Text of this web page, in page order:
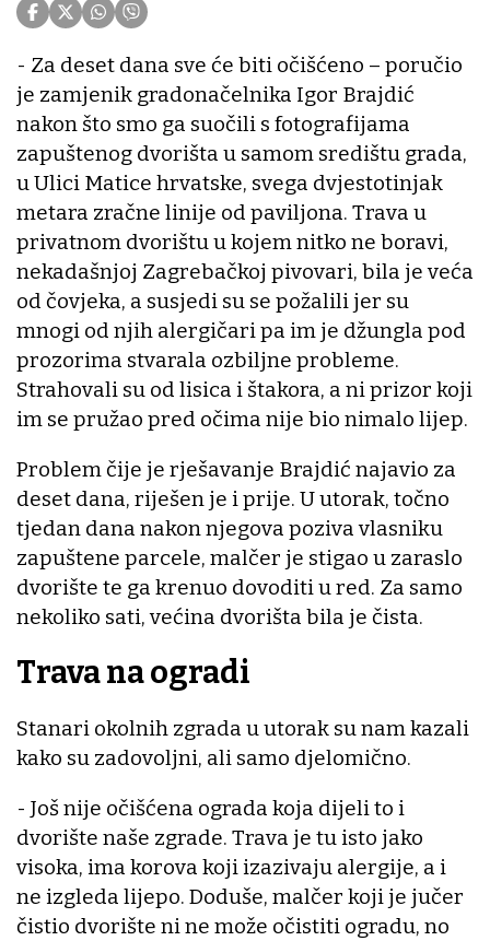
- Za deset dana sve će biti očišćeno – poručio
je zamjenik gradonačelnika Igor Brajdić
nakon što smo ga suočili s fotografijama
zapuštenog dvorišta u samom središtu grada,
u Ulici Matice hrvatske, svega dvjestotinjak
metara zračne linije od paviljona. Trava u
privatnom dvorištu u kojem nitko ne boravi,
nekadašnjoj Zagrebačkoj pivovari, bila je veća
od čovjeka, a susjedi su se požalili jer su
mnogi od njih alergičari pa im je džungla pod
prozorima stvarala ozbiljne probleme.
Strahovali su od lisica i štakora, a ni prizor koji
im se pružao pred očima nije bio nimalo lijep.
Problem čije je rješavanje Brajdić najavio za
deset dana, riješen je i prije. U utorak, točno
tjedan dana nakon njegova poziva vlasniku
zapuštene parcele, malčer je stigao u zaraslo
dvorište te ga krenuo dovoditi u red. Za samo
nekoliko sati, većina dvorišta bila je čista.
Trava na ogradi
Stanari okolnih zgrada u utorak su nam kazali
kako su zadovoljni, ali samo djelomično.
- Još nije očišćena ograda koja dijeli to i
dvorište naše zgrade. Trava je tu isto jako
visoka, ima korova koji izazivaju alergije, a i
ne izgleda lijepo. Doduše, malčer koji je jučer
čistio dvorište ni ne može očistiti ogradu, no